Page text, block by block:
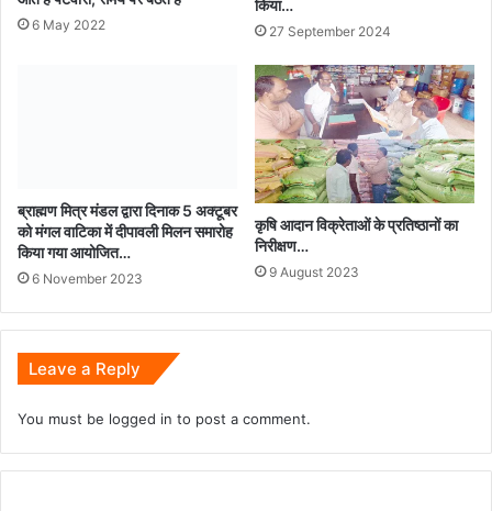
6 May 2022
किया…
27 September 2024
ब्राह्मण मित्र मंडल द्वारा दिनाक 5 अक्टूबर
को मंगल वाटिका में दीपावली मिलन समारोह
किया गया आयोजित…
6 November 2023
कृषि आदान विक्रेताओं के प्रतिष्ठानों का
निरीक्षण…
9 August 2023
Leave a Reply
You must be logged in to post a comment.